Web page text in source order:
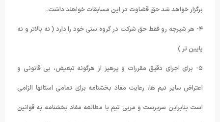
برگزار خواهد شد حق قضاوت در این مسابقات خواهند داشت.
۴- هر شیرجه رو فقط حق شرکت در گروه سنی خود را دارد ( نه بالاتر و نه
پایین تر )
۵- برای اجرای دقیق مقررات و پرهیز از هرگونه تبعیض، بی قانونی و
اعتراض سایر تیم ها، رعایت مفاد بخشنامه برای تمامی استانها الزامی
است بنابراین سرپرست و مربی تیم با مطالعه مفاد بخشنامه به قوانین